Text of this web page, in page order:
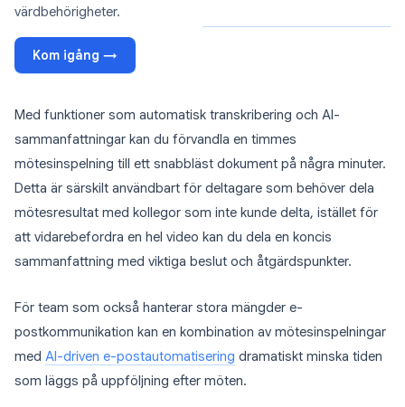
värdbehörigheter.
Kom igång →
Med funktioner som automatisk transkribering och AI-
sammanfattningar kan du förvandla en timmes
mötesinspelning till ett snabbläst dokument på några minuter.
Detta är särskilt användbart för deltagare som behöver dela
mötesresultat med kollegor som inte kunde delta, istället för
att vidarebefordra en hel video kan du dela en koncis
sammanfattning med viktiga beslut och åtgärdspunkter.
För team som också hanterar stora mängder e-
postkommunikation kan en kombination av mötesinspelningar
med AI-driven e-postautomatisering dramatiskt minska tiden
som läggs på uppföljning efter möten.